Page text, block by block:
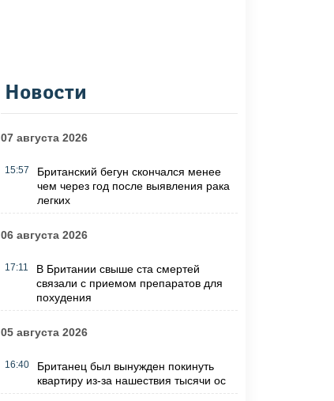
Новости
07 августа 2026
15:57
Британский бегун скончался менее
чем через год после выявления рака
легких
06 августа 2026
17:11
В Британии свыше ста смертей
связали с приемом препаратов для
похудения
05 августа 2026
16:40
Британец был вынужден покинуть
квартиру из-за нашествия тысячи ос